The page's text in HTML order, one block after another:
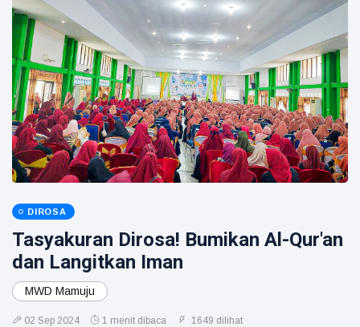
DIROSA
Tasyakuran Dirosa! Bumikan Al-Qur'an
dan Langitkan Iman
MWD Mamuju
02 Sep 2024 1 menit dibaca 1649 dilihat